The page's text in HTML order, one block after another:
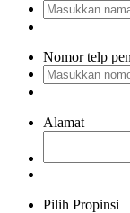
Nomor telp
Alamat
Pilih Propinsi